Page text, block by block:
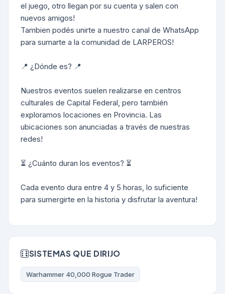
el juego, otro llegan por su cuenta y salen con
nuevos amigos!
Tambien podés unirte a nuestro canal de WhatsApp
para sumarte a la comunidad de LARPEROS!
📍 ¿Dónde es? 📍
Nuestros eventos suelen realizarse en centros
culturales de Capital Federal, pero también
exploramos locaciones en Provincia. Las
ubicaciones son anunciadas a través de nuestras
redes!
⏳ ¿Cuánto duran los eventos? ⏳
Cada evento dura entre 4 y 5 horas, lo suficiente
para sumergirte en la historia y disfrutar la aventura!
SISTEMAS QUE DIRIJO
Warhammer 40,000 Rogue Trader